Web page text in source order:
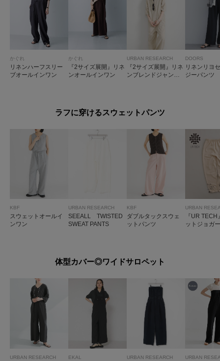
かぐれ
リネンハーフスリー
ブオールインワン
かぐれ
『2サイズ展開』リネ
ンオールインワン
URBAN RESEARCH
『2サイズ展開』リネ
ンブレンドジャンプ
DOORS
リネンリヨ
ジーパンツ
ラフに穿けるスウェットパンツ
KBF
スウェットオールイ
ンワン
URBAN RESEARCH
SEEALL TWISTED
SWEAT PANTS
KBF
ダブルタックスウェ
ットパンツ
URBAN
『UR
ットジョガ
体型カバー◎ワイドサロペット
URBAN RESEARCH EKAL URBAN RESEARCH URBAN